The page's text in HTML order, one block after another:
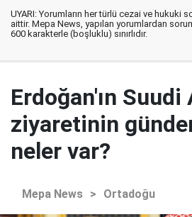
UYARI: Yorumların her türlü cezai ve hukuki
aittir. Mepa News, yapılan yorumlardan
600 karakterle (boşluklu) sınırlıdır.
Erdoğan'ın
ziyaretinin
neler var?
Mepa News > Ortadoğu